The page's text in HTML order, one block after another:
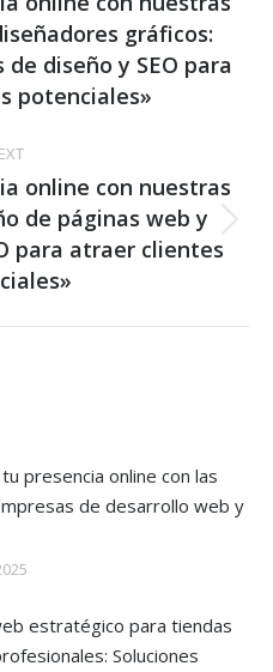
Previous
post:
gráficos:
diseño y SEO para
potenciales»
Next
post:
online con nuestras
de páginas web y
para atraer clientes
presencia online con las
de desarrollo web y
estratégico para tiendas
Soluciones